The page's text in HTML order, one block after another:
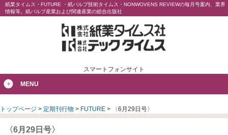
紙業タイムス・FUTURE ・紙パルプ技術タイムス・NONWOVENS REVIEWの毎月号案内、業界
情報等。紙パルプ産業および関連産業の総合出版社
スマートフォンサイト
MENU
トップページ > 定期刊行物 > FUTURE > 〈6月29日号〉
〈6月29日号〉